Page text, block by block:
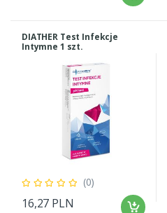
DIATHER Test Infekcje
Intymne 1 szt.
(0)
16,27 PLN